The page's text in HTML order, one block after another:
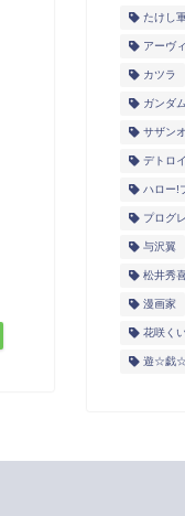
たけし
アーヴ
カツラ
ガンダ
サザン
デトロ
ハロー!
プログ
与沢翼
松井秀
漫画家
花咲く
遊☆戯